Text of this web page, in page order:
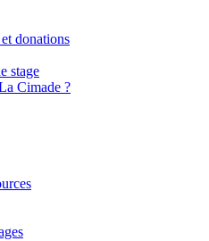
donations
stage
Cimade ?